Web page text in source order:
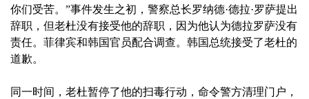
你们受苦。”事件发生之初，警察总长罗纳德·德拉·罗萨提出
辞职，但老杜没有接受他的辞职，因为他认为德拉罗萨没有
责任。菲律宾和韩国官员配合调查。韩国总统接受了老杜的
道歉。
同一时间，老杜暂停了他的扫毒行动，命令警方清理门户，